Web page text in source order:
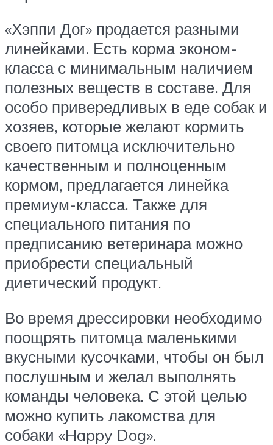
«Хэппи Дог» продается разными
линейками. Есть корма эконом-
класса с минимальным наличием
полезных веществ в составе. Для
особо привередливых в еде собак и
хозяев, которые желают кормить
своего питомца исключительно
качественным и полноценным
кормом, предлагается линейка
премиум-класса. Также для
специального питания по
предписанию ветеринара можно
приобрести специальный
диетический продукт.
Во время дрессировки необходимо
поощрять питомца маленькими
вкусными кусочками, чтобы он был
послушным и желал выполнять
команды человека. С этой целью
можно купить лакомства для
собаки «Happy Dog».